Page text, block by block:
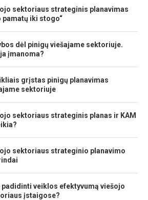
sektoriaus strateginis planavimas
pamatų iki stogo“
dėl pinigų viešajame sektoriuje.
įmanoma?
grįstas pinigų planavimas
sektoriuje
sektoriaus strateginis planas ir KAM
sektoriaus strateginio planavimo
padidinti veiklos efektyvumą viešojo
įstaigose?